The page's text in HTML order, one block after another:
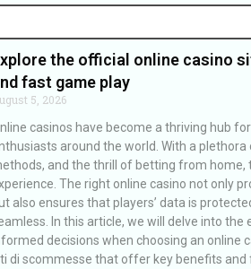
the official online casino
fast game play
5, 2026
casinos have become a thriving hub
around the world. With a
and the thrill of betting from home,
The right online casino not only
also ensures that players’ data is
In this article, we will delve into the
decisions when choosing an online
di scommesse that offer key benefits